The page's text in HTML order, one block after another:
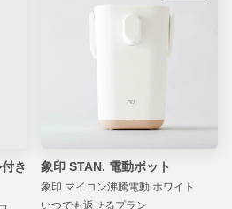
き
象印 STAN. 電動ポット
象印 マイコン沸騰電動 ホワイト
いつでも返せるプラン